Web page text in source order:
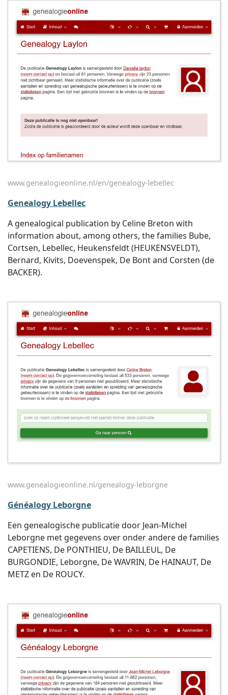
www.genealogieonline.nl/en/genealogy-lebellec
Genealogy Lebellec
A genealogical publication by Celine Breton with
information about, among others, the families Bube,
Cortsen, Lebellec, Heukensfeldt (HEUKENSVELDT),
Bernard, Kivits, Doevenspek, De Bont and Corsten (de
BACKER).
www.genealogieonline.nl/genealogy-leborgne
Généalogy Leborgne
Een genealogische publicatie door Jean-Michel
Leborgne met gegevens over onder andere de families
CAPETIENS, De PONTHIEU, De BAILLEUL, De
BURGONDIE, Leborgne, De WAVRIN, De HAINAUT, De
METZ en De ROUCY.